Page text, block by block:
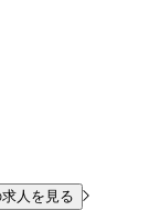
人を見る